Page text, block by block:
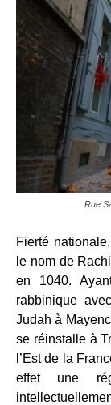
Rue
Fierté
le nom de
en 1040.
rabbinique
Judah à
se réinstalle à
l’Est de la
effet une